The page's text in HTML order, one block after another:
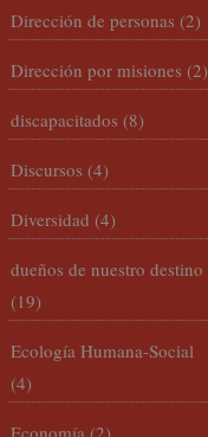
Dirección de personas (2)
Dirección por misiones (2)
discapacitados (8)
Discursos (4)
Diversidad (4)
dueños de nuestro destino
(19)
Ecología Humana-Social
(4)
Economía (2)